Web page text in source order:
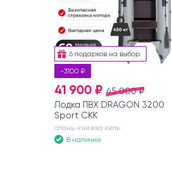
6 подарков на выбор
-3100 ₽
45 000 ₽
41 900 ₽
Лодка ПВХ DRAGON 3200
Sport СКК
слань-книжка киль
В наличии